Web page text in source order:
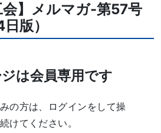
会】メルマガ-第57号
版）
は会員専用です
の方は、ログインをして操
けてください。